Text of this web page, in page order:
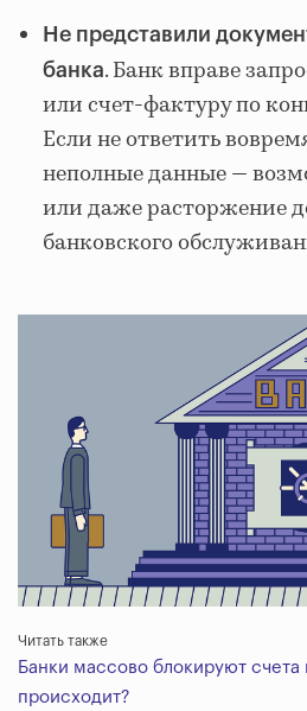
Не представили
банка. Банк вправе
или счет-фактуру по
Если не ответить
неполные данные —
или даже расторжение
банковского
Читать также
Банки массово блокируют
происходит?